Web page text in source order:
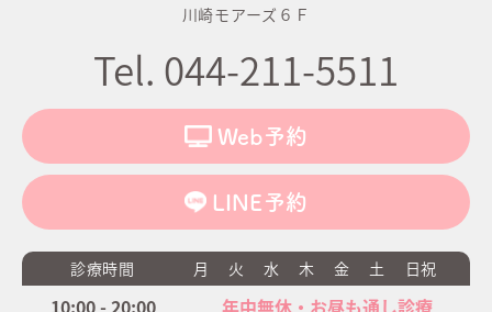
川崎モアーズ６Ｆ
Tel. 044-211-5511
Web予約
LINE予約
診療時間 月 火 水 木 金 土 日祝